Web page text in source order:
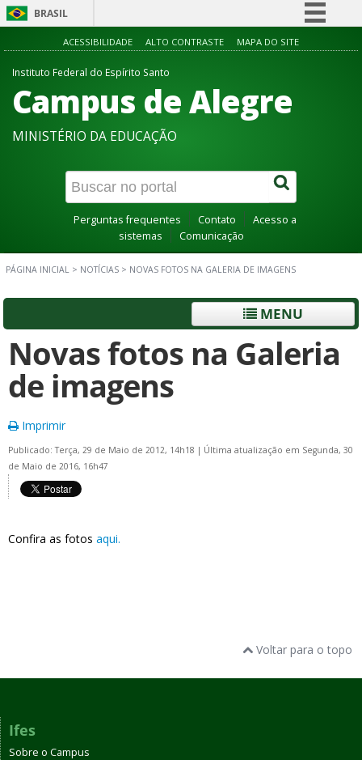
BRASIL
Simplifique!
Acesso à informação
Canais
ACESSIBILIDADE ALTO CONTRASTE MAPA DO SITE
Instituto Federal do Espírito Santo
Campus de Alegre
MINISTÉRIO DA EDUCAÇÃO
Perguntas frequentes Contato
Acesso a
sistemas
Comunicação
PÁGINA INICIAL > NOTÍCIAS > NOVAS FOTOS NA GALERIA DE IMAGENS
MENU
Novas fotos na Galeria
de imagens
Imprimir
Publicado: Terça, 29 de Maio de 2012, 14h18 | Última atualização em Segunda, 30
de Maio de 2016, 16h47
Confira as fotos aqui.
Voltar para o topo
Ifes
Sobre o Campus